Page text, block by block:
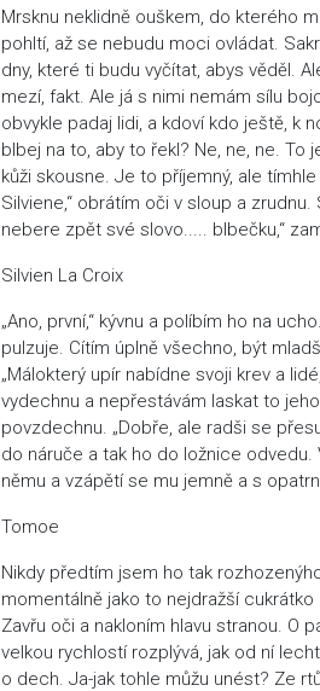
Mrsknu neklidně ouškem, do kterého
pohltí, až se nebudu moci ovládat.
dny, které ti budu vyčítat, abys věděl.
mezí, fakt. Ale já s nimi nemám sílu
obvykle padaj lidi, a kdoví kdo ještě, k
blbej na to, aby to řekl? Ne, ne, ne. To
kůži skousne. Je to příjemný, ale
Silviene,“ obrátím oči v sloup a
nebere zpět své slovo..... blbečku,“
Silvien La Croix
„Ano, první,“ kývnu a políbím ho na
pulzuje. Cítím úplně všechno, být
„Málokterý upír nabídne svoji krev a
vydechnu a nepřestávám laskat to
povzdechnu. „Dobře, ale radši se
do náruče a tak ho do ložnice odvedu.
němu a vzápětí se mu jemně a s
Tomoe
Nikdy předtím jsem ho tak
momentálně jako to nejdražší
Zavřu oči a nakloním hlavu stranou. O
velkou rychlostí rozplývá, jak od ní
o dech. Ja-jak tohle můžu unést? Ze